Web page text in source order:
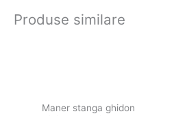
Produse similare
Maner stanga ghidon